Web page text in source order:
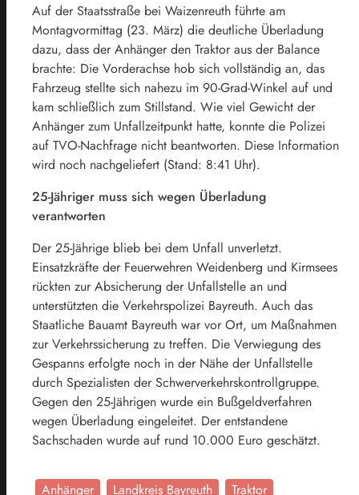
Auf der Staatsstraße bei Waizenreuth führte am
Montagvormittag (23. März) die deutliche Überladung
dazu, dass der Anhänger den Traktor aus der Balance
brachte: Die Vorderachse hob sich vollständig an, das
Fahrzeug stellte sich nahezu im 90-Grad-Winkel auf und
kam schließlich zum Stillstand. Wie viel Gewicht der
Anhänger zum Unfallzeitpunkt hatte, konnte die Polizei
auf TVO-Nachfrage nicht beantworten. Diese Information
wird noch nachgeliefert (Stand: 8:41 Uhr).
25-Jähriger muss sich wegen Überladung
verantworten
Der 25-Jährige blieb bei dem Unfall unverletzt.
Einsatzkräfte der Feuerwehren Weidenberg und Kirmsees
rückten zur Absicherung der Unfallstelle an und
unterstützten die Verkehrspolizei Bayreuth. Auch das
Staatliche Bauamt Bayreuth war vor Ort, um Maßnahmen
zur Verkehrssicherung zu treffen. Die Verwiegung des
Gespanns erfolgte noch in der Nähe der Unfallstelle
durch Spezialisten der Schwerverkehrskontrollgruppe.
Gegen den 25-Jährigen wurde ein Bußgeldverfahren
wegen Überladung eingeleitet. Der entstandene
Sachschaden wurde auf rund 10.000 Euro geschätzt.
Anhänger Landkreis Bayreuth
Traktor